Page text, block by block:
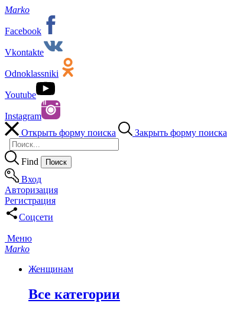
Marko
Facebook
Vkontakte
Odnoklassniki
Youtube
Instagram
Открыть форму поиска
Закрыть форму поиска
Find
Вход
Авторизация
Регистрация
Соцсети
Меню
Marko
Женщинам
Все категории